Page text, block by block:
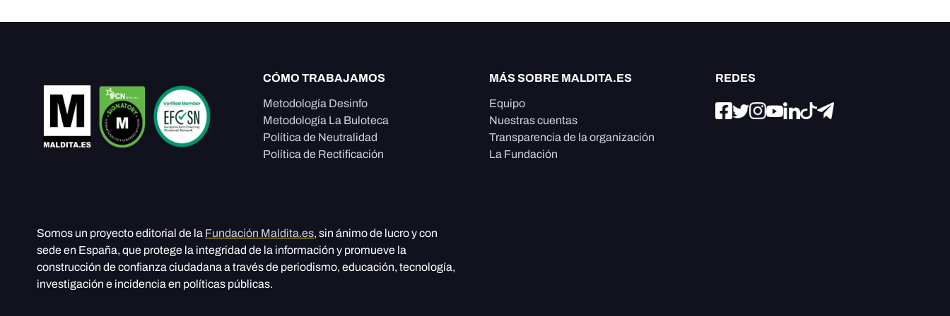
CÓMO TRABAJAMOS
Metodología Desinfo
Metodología La Buloteca
Política de Neutralidad
Política de Rectificación
MÁS SOBRE MALDITA.ES
Equipo
Nuestras cuentas
Transparencia de la organización
La Fundación
REDES
Somos un proyecto editorial de la Fundación Maldita.es, sin ánimo de lucro y con
sede en España, que protege la integridad de la información y promueve la
construcción de confianza ciudadana a través de periodismo, educación, tecnología,
investigación e incidencia en políticas públicas.